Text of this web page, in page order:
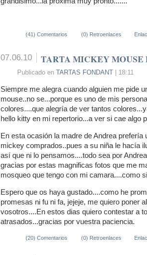
(41) Comentarios (0) Retroenlaces
07.06.10 TARTA MICKEY MOUSE
Publicado en TARTAS FONDANT| 18:11
Siempre me alegra cuando alguien me pide
mouse..no se...porque es uno de mis
colores....que alegría de ver tantos
hello kitty en mi repertorio...a ver si cae algo
En esta ocasión la madre de Andrea prefería
mickey comprados..pues a su niña le hacía
así que ni lo pensamos....todo sea por
gracias por estas magnificas fotos que me
mosqueo que tengo con mi camara....como
Espero que os haya gustado....como he
promesas ni fu ni fa, jejeje, me quiero poner
vosotros....En estos dias quiero contestar a
atrasados...gracias por vuestra paciencia.
(20) Comentarios (0) Retroenlaces